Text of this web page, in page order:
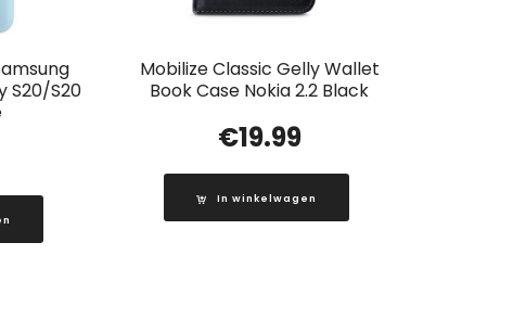
S20/S20
Mobilize Classic Gelly Wallet
Book Case Nokia 2.2 Black
€19.99
In winkelwagen